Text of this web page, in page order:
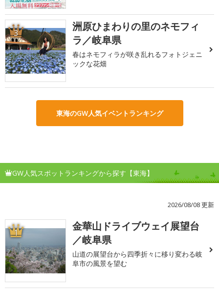
3
洲原ひまわりの里のネモフィ
ラ／岐阜県
春はネモフィラが咲き乱れるフォトジェニ
ックな花畑
東海のGW人気イベントランキング
GW人気スポットランキングから探す【東海】
2026/08/08 更新
1
金華山ドライブウェイ展望台
／岐阜県
山道の展望台から四季折々に移り変わる岐
阜市の風景を望む